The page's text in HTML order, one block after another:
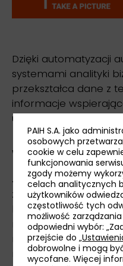
Dzięki automatyzacji
systemami analityki
przekształca dane z
informacje
umożliwiające
Wnioski:
Jedną z
znacząca różnica w
krajach. W
marokańskie
mniej produktów w
napojów. Luka ta jest
PAIH S.A. jako
osobowych
cookie w celu
funkcjonowania
zgody możemy
celach analitycznych
użytkowników
częstotliwość tych
możliwość
odpowiedni wybór:
przejście do „
dobrowolne i mogą
wycofane. Więcej